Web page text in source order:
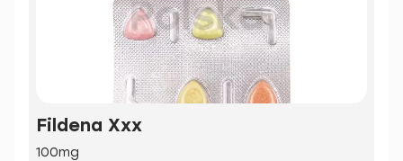
Fildena Xxx
100mg